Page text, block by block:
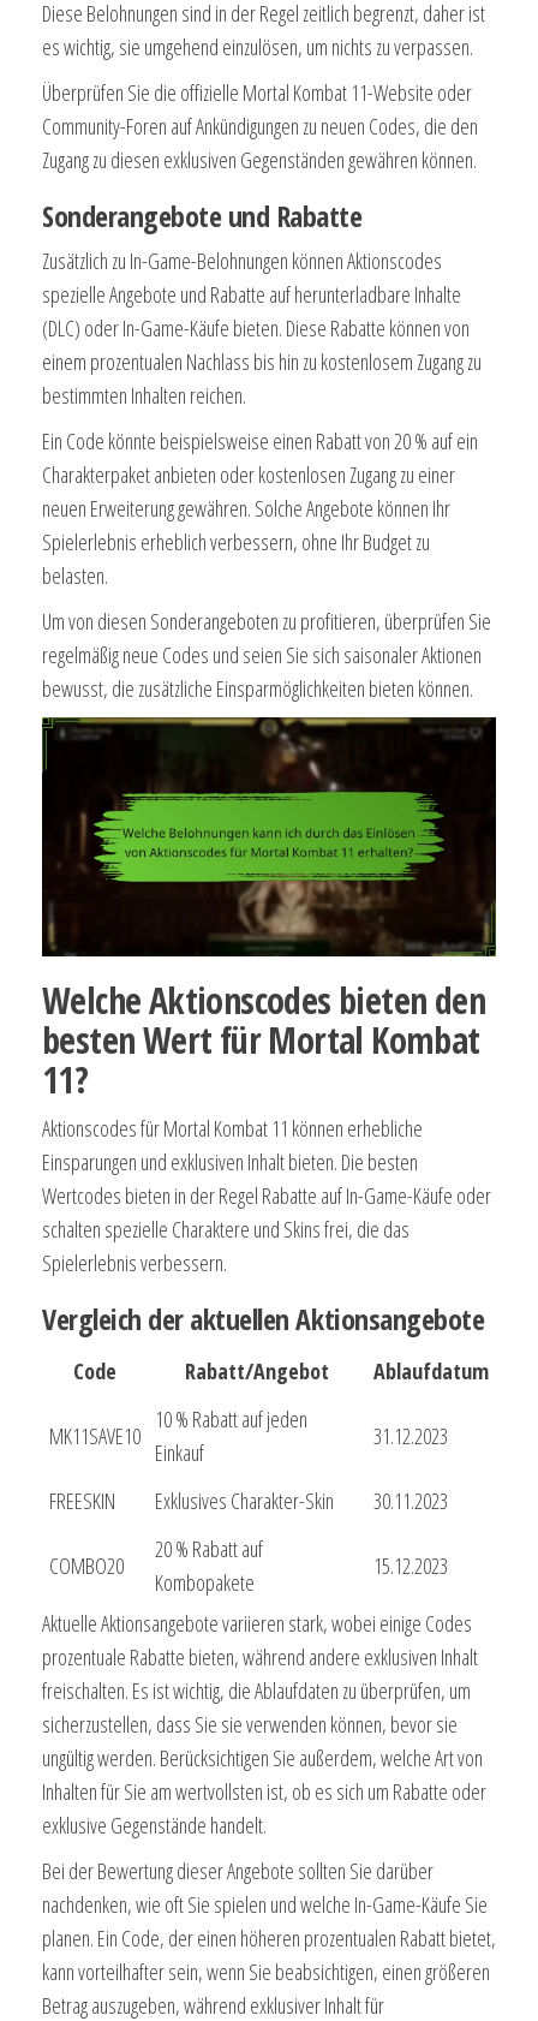
Diese Belohnungen sind in der Regel zeitlich begrenzt, daher ist
es wichtig, sie umgehend einzulösen, um nichts zu verpassen.
Überprüfen Sie die offizielle Mortal Kombat 11-Website oder
Community-Foren auf Ankündigungen zu neuen Codes, die den
Zugang zu diesen exklusiven Gegenständen gewähren können.
Sonderangebote und Rabatte
Zusätzlich zu In-Game-Belohnungen können Aktionscodes
spezielle Angebote und Rabatte auf herunterladbare Inhalte
(DLC) oder In-Game-Käufe bieten. Diese Rabatte können von
einem prozentualen Nachlass bis hin zu kostenlosem Zugang zu
bestimmten Inhalten reichen.
Ein Code könnte beispielsweise einen Rabatt von 20 % auf ein
Charakterpaket anbieten oder kostenlosen Zugang zu einer
neuen Erweiterung gewähren. Solche Angebote können Ihr
Spielerlebnis erheblich verbessern, ohne Ihr Budget zu
belasten.
Um von diesen Sonderangeboten zu profitieren, überprüfen Sie
regelmäßig neue Codes und seien Sie sich saisonaler Aktionen
bewusst, die zusätzliche Einsparmöglichkeiten bieten können.
Welche Aktionscodes bieten den
besten Wert für Mortal Kombat
11?
Aktionscodes für Mortal Kombat 11 können erhebliche
Einsparungen und exklusiven Inhalt bieten. Die besten
Wertcodes bieten in der Regel Rabatte auf In-Game-Käufe oder
schalten spezielle Charaktere und Skins frei, die das
Spielerlebnis verbessern.
Vergleich der aktuellen Aktionsangebote
Code Rabatt/Angebot Ablaufdatum
MK11SAVE10
10 % Rabatt auf jeden
Einkauf
31.12.2023
FREESKIN Exklusives Charakter-Skin 30.11.2023
COMBO20
20 % Rabatt auf
Kombopakete
15.12.2023
Aktuelle Aktionsangebote variieren stark, wobei einige Codes
prozentuale Rabatte bieten, während andere exklusiven Inhalt
freischalten. Es ist wichtig, die Ablaufdaten zu überprüfen, um
sicherzustellen, dass Sie sie verwenden können, bevor sie
ungültig werden. Berücksichtigen Sie außerdem, welche Art von
Inhalten für Sie am wertvollsten ist, ob es sich um Rabatte oder
exklusive Gegenstände handelt.
Bei der Bewertung dieser Angebote sollten Sie darüber
nachdenken, wie oft Sie spielen und welche In-Game-Käufe Sie
planen. Ein Code, der einen höheren prozentualen Rabatt bietet,
kann vorteilhafter sein, wenn Sie beabsichtigen, einen größeren
Betrag auszugeben, während exklusiver Inhalt für